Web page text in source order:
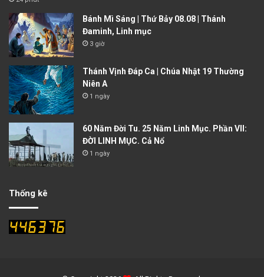
Bánh Mì Sáng | Thứ Bảy 08.08 | Thánh
Đaminh, Linh mục
3 giờ
Thánh Vịnh Đáp Ca | Chúa Nhật 19 Thường
Niên A
1 ngày
60 Năm Đời Tu. 25 Năm Linh Mục. Phần VII:
ĐỜI LINH MỤC. Cả Nổ
1 ngày
Thống kê